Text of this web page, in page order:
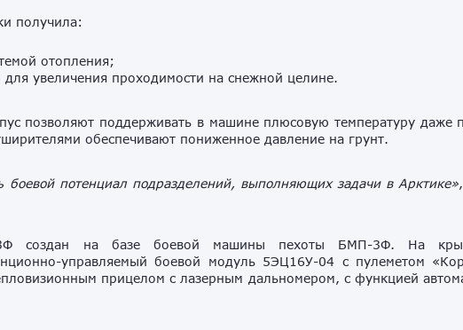
получила:
отопления;
увеличения проходимости на снежной целине.
позволяют поддерживать в машине плюсовую температуру даже
обеспечивают пониженное давление на грунт.
боевой потенциал подразделений, выполняющих задачи в Арктике»
создан на базе боевой машины пехоты БМП-3Ф. На
управляемый боевой модуль 5ЭЦ16У-04 с пулеметом
прицелом с лазерным дальномером, с функцией